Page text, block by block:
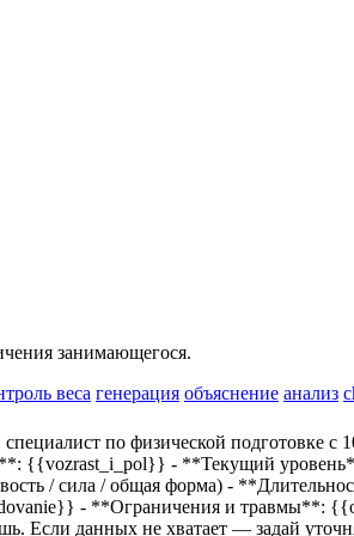
занимающегося.
веса генерация объяснение анализ
по физической подготовке с
{{vozrast_i_pol}} - **Текущий
/ сила / общая форма) -
- **Ограничения и травмы**:
Если данных не хватает — задай